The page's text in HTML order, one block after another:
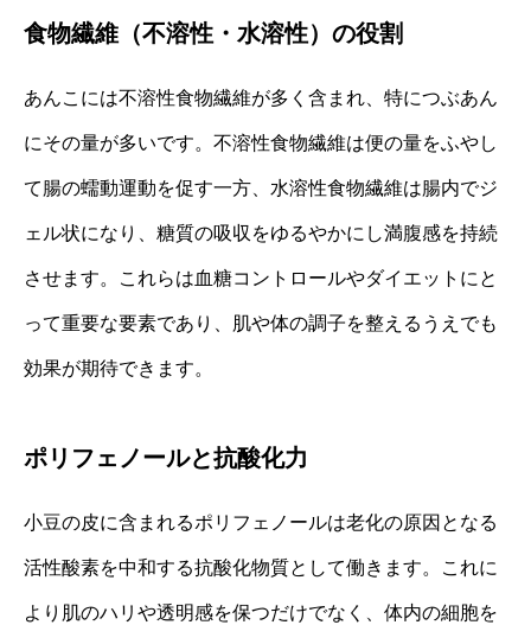
食物繊維（不溶性・水溶性）の役割
あんこには不溶性食物繊維が多く含まれ、特につぶあん
にその量が多いです。不溶性食物繊維は便の量をふやし
て腸の蠕動運動を促す一方、水溶性食物繊維は腸内でジ
ェル状になり、糖質の吸収をゆるやかにし満腹感を持続
させます。これらは血糖コントロールやダイエットにと
って重要な要素であり、肌や体の調子を整えるうえでも
効果が期待できます。
ポリフェノールと抗酸化力
小豆の皮に含まれるポリフェノールは老化の原因となる
活性酸素を中和する抗酸化物質として働きます。これに
より肌のハリや透明感を保つだけでなく、体内の細胞を